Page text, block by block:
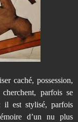
caché, possession,
parfois se
il est stylisé, parfois
d’un nu plus